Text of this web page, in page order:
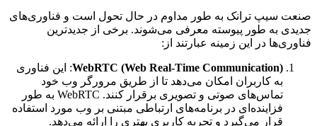
صنعت سیپ ترانک به طور مداوم در حال تحول است و فناوری‌های
جدیدی به طور پیوسته معرفی می‌شوند. برخی از جدیدترین
فناوری‌ها در این زمینه عبارتند از:
WebRTC (Web Real-Time Communication): این فناوری
به کاربران امکان می‌دهد تا از طریق مرورگر وب خود
تماس‌های صوتی و تصویری برقرار کنند. WebRTC به طور
فزاینده‌ای در برنامه‌های ارتباطی مبتنی بر وب مورد استفاده
قرار می‌گیرد و تجربه کاربری بهتری را ارائه می‌دهد.